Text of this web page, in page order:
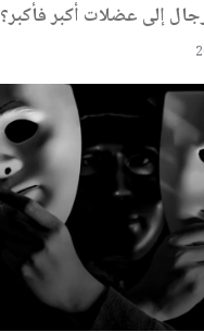
إلى عضلات أكبر فأكبر؟